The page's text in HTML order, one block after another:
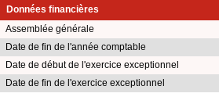
Données financières
Assemblée générale
Date de fin de l'année comptable
Date de début de l'exercice exceptionnel
Date de fin de l'exercice exceptionnel